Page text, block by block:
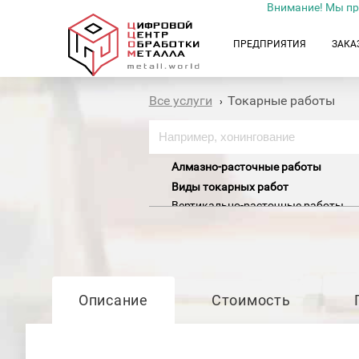
Внимание! Мы
ПРЕДПРИЯТИЯ
Все услуги › Токарные работы
Алмазно-расточные работы
Виды токарных работ
Вертикально-расточные работы
Накатка (накатывание) рифления
Описание Стоимость